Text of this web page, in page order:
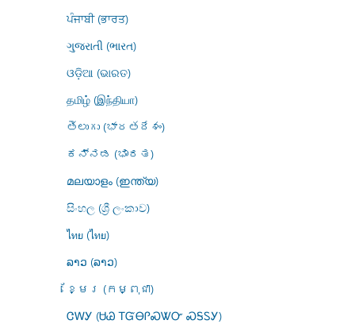
ਪੰਜਾਬੀ (ਭਾਰਤ)
ગુજરાતી (ભારત)
ଓଡ଼ିଆ (ଭାରତ)
தமிழ் (இந்தியா)
తెలుగు (భారతదేశం)
ಕನ್ನಡ (ಭಾರತ)
മലയാളം (ഇന്ത്യ)
සිංහල (ශ්‍රී ලංකාව)
ไทย (ไทย)
ລາວ (ລາວ)
ខ្មែរ (កម្ពុជា)
ᏣᎳᎩ (ᏌᏊ ᎢᏳᎾᎵᏍᏔᏅ ᏍᎦᏚᎩ)